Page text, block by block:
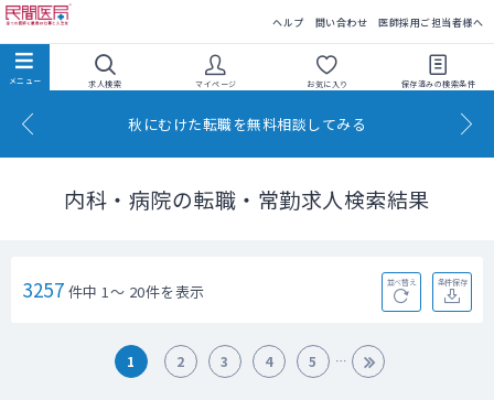
ヘルプ 問い合わせ 医師採用ご担当者様へ
求人検索 マイページ お気に入り 保存済みの検索条件
秋にむけた転職を無料相談してみる
内科・病院の転職・常勤求人検索結果
3257 件中 1～ 20件を表示 並べ替え 条件保存
1 2 3 4 5